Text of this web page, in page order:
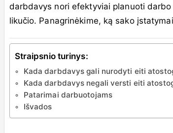
darbdavys nori efektyviai planuoti
likučio. Panagrinėkime, ką sako
Straipsnio turinys:
Kada darbdavys gali nurodyti eiti
Kada darbdavys negali versti eiti
Patarimai darbuotojams
Išvados